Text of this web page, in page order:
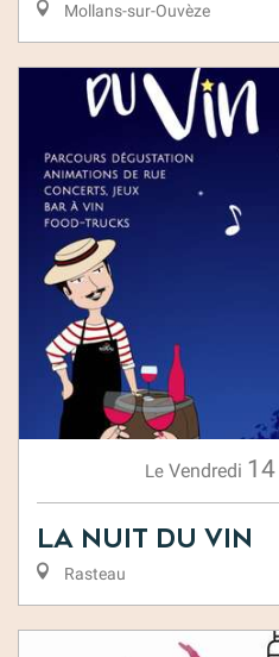
Mollans-sur-Ouvèze
Le Vendredi 14
La Nuit du Vin
Rasteau